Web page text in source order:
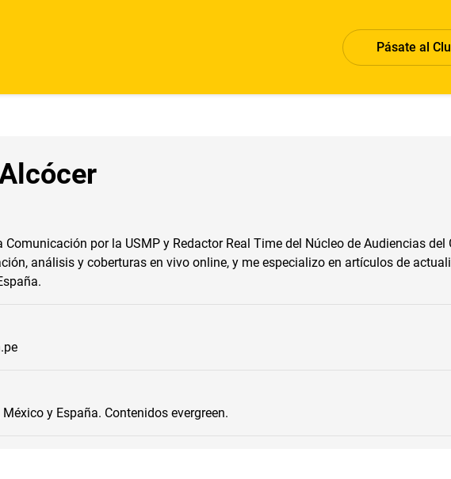
Pásate al
por la USMP y Redactor Real Time del Núcleo de Audiencias del
análisis y coberturas en vivo online, y me especializo en artículos de
y España. Contenidos evergreen.